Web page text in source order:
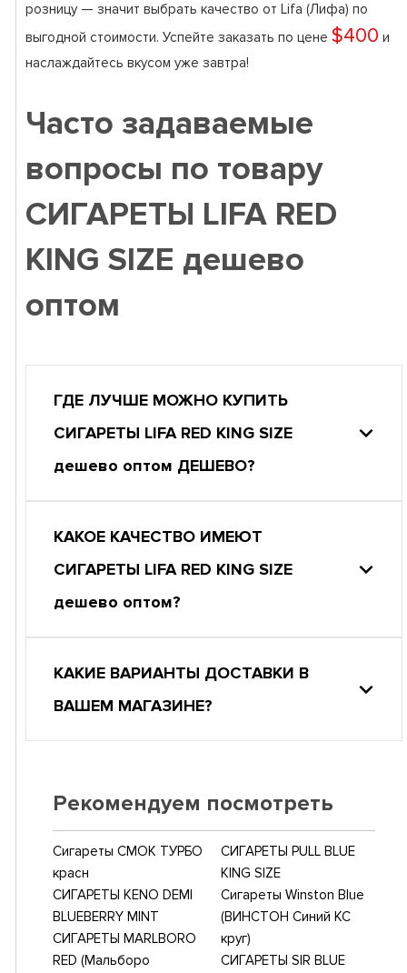
розницу — значит выбрать качество от Lifa (Лифа) по
выгодной стоимости. Успейте заказать по цене $400 и
наслаждайтесь вкусом уже завтра!
Часто задаваемые
вопросы по товару
СИГАРЕТЫ LIFA RED
KING SIZE дешево
оптом
ГДЕ ЛУЧШЕ МОЖНО КУПИТЬ
СИГАРЕТЫ LIFA RED KING SIZE
дешево оптом ДЕШЕВО?
КАКОЕ КАЧЕСТВО ИМЕЮТ
СИГАРЕТЫ LIFA RED KING SIZE
дешево оптом?
КАКИЕ ВАРИАНТЫ ДОСТАВКИ В
ВАШЕМ МАГАЗИНЕ?
Рекомендуем посмотреть
Сигареты СМОК ТУРБО
красн
СИГАРЕТЫ KENO DEMI
BLUEBERRY MINT
СИГАРЕТЫ MARLBORO
RED (Мальборо
СИГАРЕТЫ PULL BLUE
KING SIZE
Сигареты Winston Blue
(ВИНСТОН Синий КС
круг)
СИГАРЕТЫ SIR BLUE